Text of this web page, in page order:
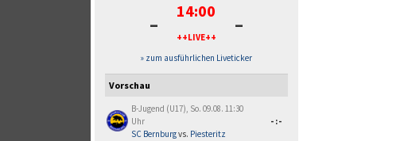
- 14:00
++LIVE++ -
» zum ausführlichen Liveticker
Vorschau
B-Jugend (U17), So. 09.08. 11:30
Uhr
SC Bernburgvs. Piesteritz
-:-